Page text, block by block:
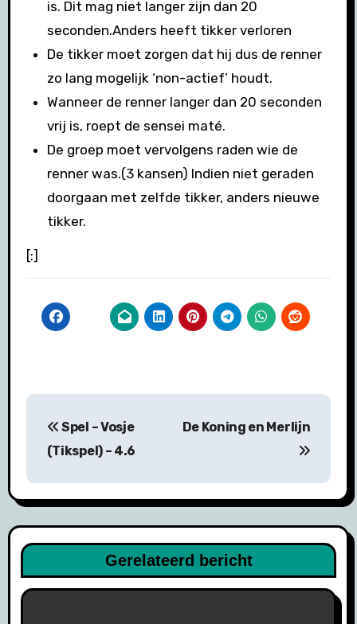
is. Dit mag niet langer zijn dan 20
seconden.Anders heeft tikker verloren
De tikker moet zorgen dat hij dus de renner
zo lang mogelijk ‘non-actief’ houdt.
Wanneer de renner langer dan 20 seconden
vrij is, roept de sensei maté.
De groep moet vervolgens raden wie de
renner was.(3 kansen) Indien niet geraden
doorgaan met zelfde tikker, anders nieuwe
tikker.
[:]
navigatie
Spel – Vosje
(Tikspel) – 4.6
De Koning en Merlijn
Gerelateerd bericht